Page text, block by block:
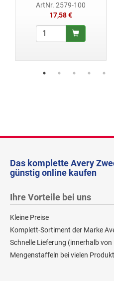
ArtNr. 2579-100
17,58 €
Das komplette Avery
günstig online kaufen
Ihre Vorteile bei uns
Kleine Preise
Komplett-Sortiment der Marke
Schnelle Lieferung (innerhalb von
Mengenstaffeln bei vielen